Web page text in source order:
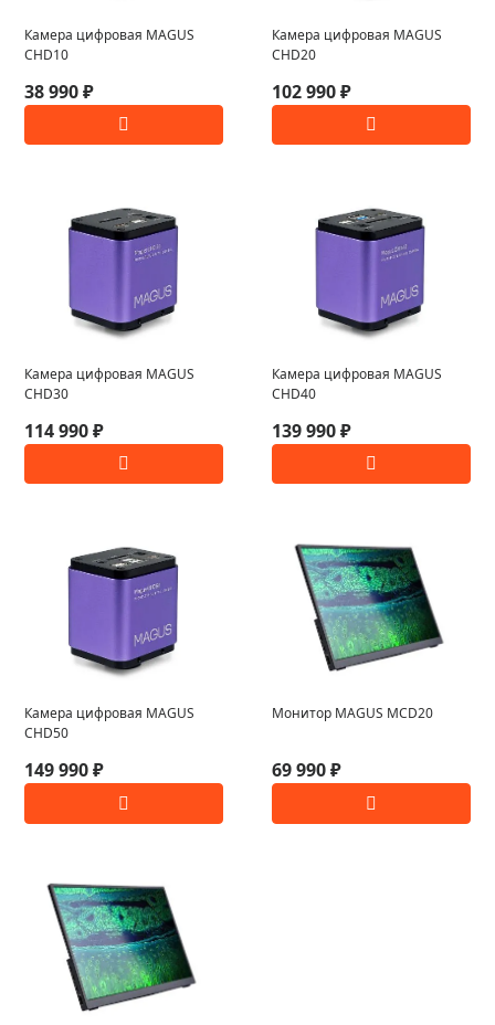
Камера цифровая MAGUS
CHD10
38 990 ₽
Камера цифровая MAGUS
CHD20
102 990 ₽
Камера цифровая MAGUS
CHD30
114 990 ₽
Камера цифровая MAGUS
CHD40
139 990 ₽
Камера цифровая MAGUS
CHD50
149 990 ₽
Монитор MAGUS MCD20
69 990 ₽